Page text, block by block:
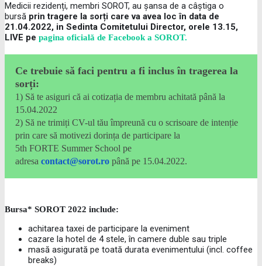
Medicii rezidenți, membri SOROT, au șansa de a câștiga o
bursă prin tragere la sorți care va avea loc în data de
21.04.2022, in Sedinta Comitetului Director, orele 13.15,
LIVE pe pagina oficială de Facebook a SOROT.
Ce trebuie să faci pentru a fi inclus în tragerea la
sorți:
1) Să te asiguri că ai cotizația de membru achitată până la
15.04.2022
2) Să ne trimiți CV-ul tău împreună cu o scrisoare de intenție
prin care să motivezi dorința de participare la
5th FORTE Summer School pe
adresa contact@sorot.ro până pe 15.04.2022.
Bursa* SOROT 2022 include:
achitarea taxei de participare la eveniment
cazare la hotel de 4 stele, în camere duble sau triple
masă asigurată pe toată durata evenimentului (incl. coffee
breaks)